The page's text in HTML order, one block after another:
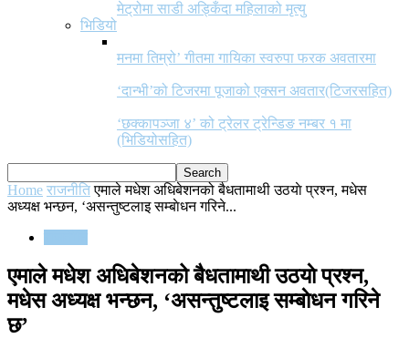
मेट्रोमा साडी अड्किँदा महिलाको मृत्यु
भिडियो
मनमा तिम्रो’ गीतमा गायिका स्वरुपा फरक अवतारमा
‘दान्भी’को टिजरमा पूजाको एक्सन अवतार(टिजरसहित)
‘छक्कापञ्जा ४’ को ट्रेलर ट्रेन्डिङ नम्बर १ मा
(भिडियोसहित)
Home राजनीति एमाले मधेश अधिबेशनको बैधतामाथी उठयाे प्रश्न, मधेस
अध्यक्ष भन्छन, ‘असन्तुष्टलाइ सम्बाेधन गरिने...
एमाले मधेश अधिबेशनको बैधतामाथी उठयाे प्रश्न,
मधेस अध्यक्ष भन्छन, ‘असन्तुष्टलाइ सम्बाेधन गरिने
छ’